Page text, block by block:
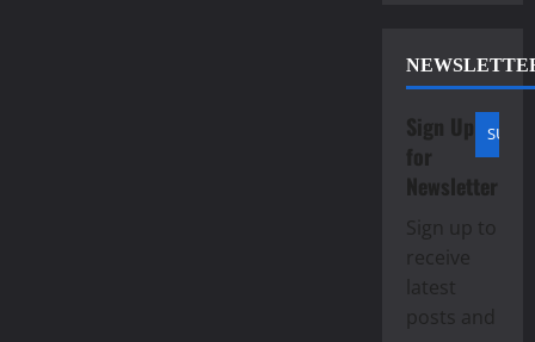
Sign Up
for
Newsletter
Sign up to
receive
latest
posts and